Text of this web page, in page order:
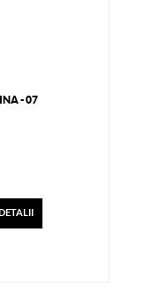
- 07
DETALII